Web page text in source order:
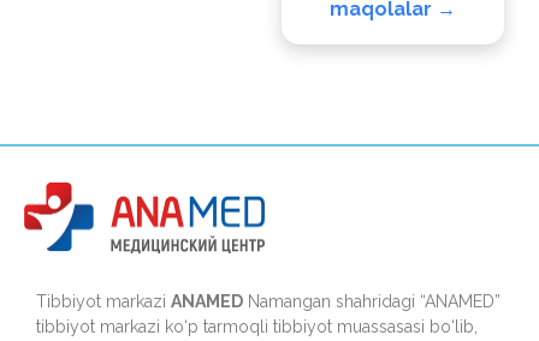
maqolalar →
Tibbiyot markazi ANAMED Namangan shahridagi “ANAMED”
tibbiyot markazi ko‘p tarmoqli tibbiyot muassasasi bo‘lib,